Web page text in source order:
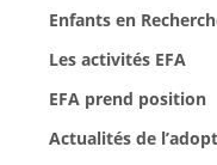
Enfants en
Les activités EFA
EFA prend position
Actualités de